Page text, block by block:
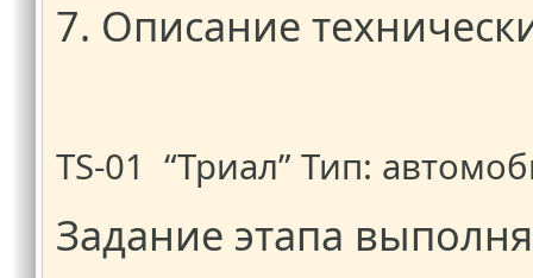
7. Описание
TS-01 “Триал” Тип:
Задание этапа